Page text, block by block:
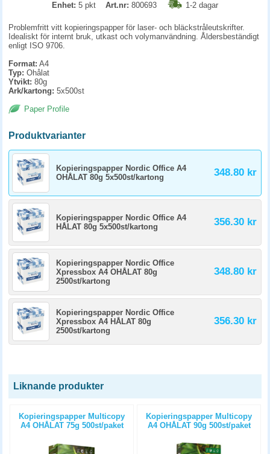
Enhet: 5 pkt Art.nr: 800693 1-2 dagar
Problemfritt vitt kopieringspapper för laser- och bläckstråleutskrifter.
Idealiskt för internt bruk, utkast och volymanvändning. Åldersbeständigt
enligt ISO 9706.
Format: A4
Typ: Ohålat
Ytvikt: 80g
Ark/kartong: 5x500st
Paper Profile
Produktvarianter
Kopieringspapper Nordic Office A4
OHÅLAT 80g 5x500st/kartong
348.80 kr
Kopieringspapper Nordic Office A4
HÅLAT 80g 5x500st/kartong
356.30 kr
Kopieringspapper Nordic Office
Xpressbox A4 OHÅLAT 80g
2500st/kartong
348.80 kr
Kopieringspapper Nordic Office
Xpressbox A4 HÅLAT 80g
2500st/kartong
356.30 kr
Liknande produkter
Kopieringspapper Multicopy
A4 OHÅLAT 75g 500st/paket
Kopieringspapper Multicopy
A4 OHÅLAT 90g 500st/paket